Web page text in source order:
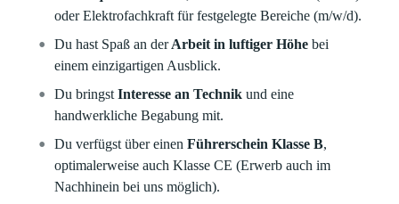
oder Elektrofachkraft für festgelegte Bereiche (m/w/d).
Du hast Spaß an derArbeit in luftiger Höhe bei
einem einzigartigen Ausblick.
Du bringstInteresse an Technik und eine
handwerkliche Begabung mit.
Du verfügst über einenFührerschein Klasse B,
optimalerweise auch Klasse CE (Erwerb auch im
Nachhinein bei uns möglich).